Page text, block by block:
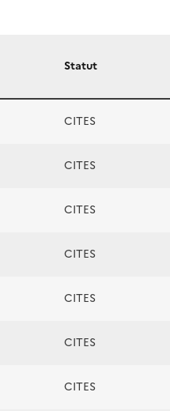
Statut
CITES
CITES
CITES
CITES
CITES
CITES
CITES